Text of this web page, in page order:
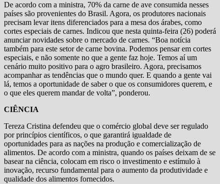
De acordo com a ministra, 70% da carne de ave consumida nesses
países são provenientes do Brasil. Agora, os produtores nacionais
precisam levar itens diferenciados para a mesa dos árabes, como
cortes especiais de carnes. Indicou que nesta quinta-feira (26) poderá
anunciar novidades sobre o mercado de carnes. “Boa notícia
também para este setor de carne bovina. Podemos pensar em cortes
especiais, e não somente no que a gente faz hoje. Temos aí um
cenário muito positivo para o agro brasileiro. Agora, precisamos
acompanhar as tendências que o mundo quer. E quando a gente vai
lá, temos a oportunidade de saber o que os consumidores querem, e
o que eles querem mandar de volta”, ponderou.
CIÊNCIA
Tereza Cristina defendeu que o comércio global deve ser regulado
por princípios científicos, o que garantirá igualdade de
oportunidades para as nações na produção e comercialização de
alimentos. De acordo com a ministra, quando os países deixam de se
basear na ciência, colocam em risco o investimento e estímulo à
inovação, recurso fundamental para o aumento da produtividade e
qualidade dos alimentos fornecidos.